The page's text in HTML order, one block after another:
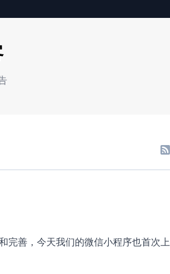
完善，今天我们的微信小程序也首次上